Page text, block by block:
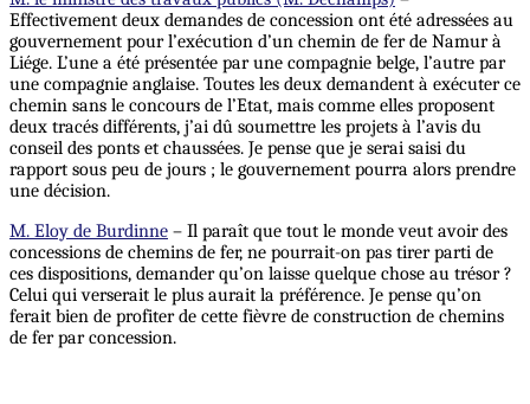
Effectivement deux demandes de concession ont été adressées au
gouvernement pour l’exécution d’un chemin de fer de Namur à
Liége. L’une a été présentée par une compagnie belge, l’autre par
une compagnie anglaise. Toutes les deux demandent à exécuter ce
chemin sans le concours de l’Etat, mais comme elles proposent
deux tracés différents, j’ai dû soumettre les projets à l’avis du
conseil des ponts et chaussées. Je pense que je serai saisi du
rapport sous peu de jours ; le gouvernement pourra alors prendre
une décision.
M. Eloy de Burdinne – Il paraît que tout le monde veut avoir des
concessions de chemins de fer, ne pourrait-on pas tirer parti de
ces dispositions, demander qu’on laisse quelque chose au trésor ?
Celui qui verserait le plus aurait la préférence. Je pense qu’on
ferait bien de profiter de cette fièvre de construction de chemins
de fer par concession.